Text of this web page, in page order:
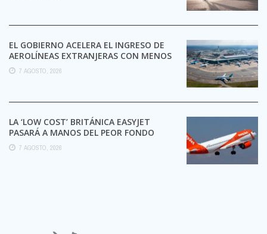
EL GOBIERNO ACELERA EL INGRESO DE
AEROLÍNEAS EXTRANJERAS CON MENOS
TRÁMITES
7 AGOSTO, 2026
LA ‘LOW COST’ BRITÁNICA EASYJET
PASARÁ A MANOS DEL PEOR FONDO
POSIBLE:
7 AGOSTO, 2026